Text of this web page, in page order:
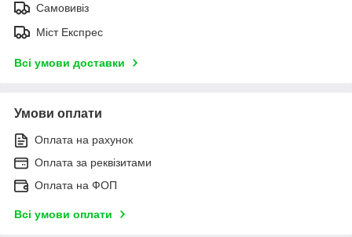
Самовивіз
Міст Експрес
Всі умови доставки
Умови оплати
Оплата на рахунок
Оплата за реквізитами
Оплата на ФОП
Всі умови оплати